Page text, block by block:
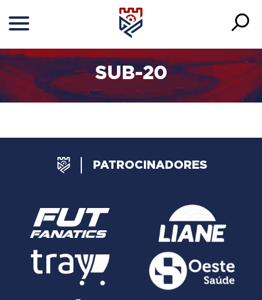
SUB-20
PATROCINADORES